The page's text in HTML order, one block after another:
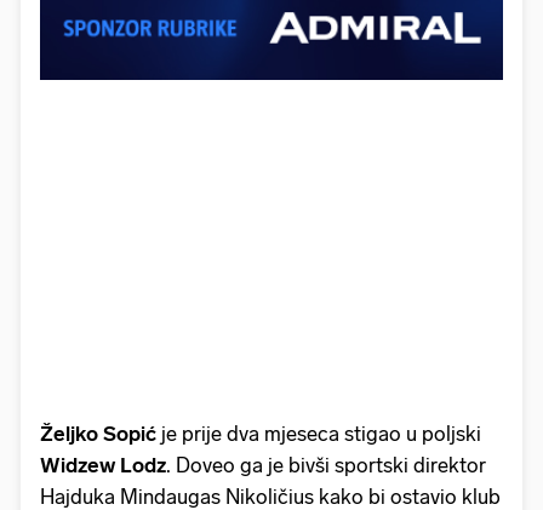
Željko Sopić je prije dva mjeseca stigao u poljski
Widzew Lodz. Doveo ga je bivši sportski direktor
Hajduka Mindaugas Nikoličius kako bi ostavio klub